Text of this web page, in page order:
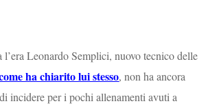
Leonardo Semplici, nuovo tecnico delle
ha chiarito lui stesso, non ha ancora
incidere per i pochi allenamenti avuti a